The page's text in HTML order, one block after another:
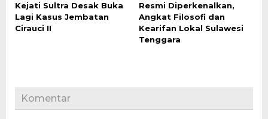
Kejati Sultra Desak Buka
Lagi Kasus Jembatan
Cirauci II
Resmi Diperkenalkan,
Angkat Filosofi dan
Kearifan Lokal Sulawesi
Tenggara
Komentar